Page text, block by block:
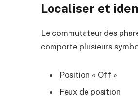
Localiser et
Le commutateur des
comporte plusieurs
Position « Off »
Feux de position